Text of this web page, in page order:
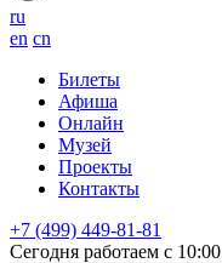
ru
en cn
Билеты
Афиша
Онлайн
Музей
Проекты
Контакты
+7 (499) 449-81-81
Сегодня работаем с 10:00